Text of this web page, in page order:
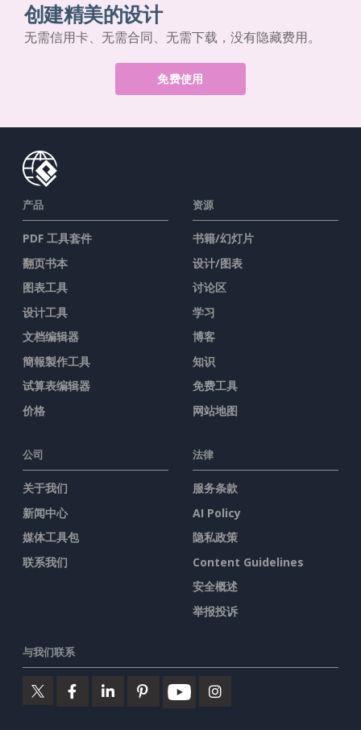
创建精美的设计
无需信用卡、无需合同、无需下载，没有隐藏费用。
免费使用
产品
PDF 工具套件
翻页书本
图表工具
设计工具
文档编辑器
簡報製作工具
试算表编辑器
价格
资源
书籍/幻灯片
设计/图表
讨论区
学习
博客
知识
免费工具
网站地图
公司
关于我们
新闻中心
媒体工具包
联系我们
法律
服务条款
AI Policy
隐私政策
Content Guidelines
安全概述
举报投诉
与我们联系